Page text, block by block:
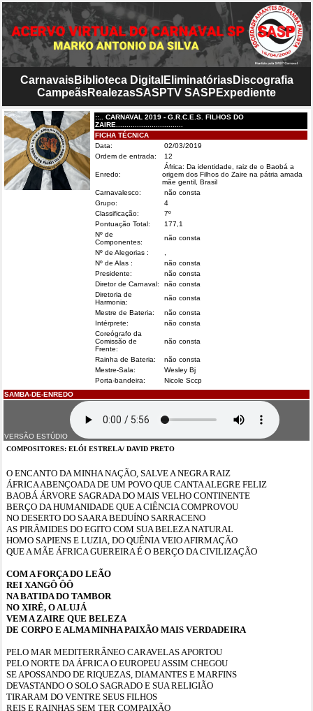
CarnavaisBiblioteca Digital EliminatóriasDiscografia
CampeãsRealezasSASPTV SASP Expediente
::.. CARNAVAL 2019 - G.R.C.E.S. FILHOS DO
ZAIRE................................
FICHA TÉCNICA
Data:
02/03/2019
Ordem de entrada:
12
Enredo:
África: Da identidade, raiz de o Baobá a
origem dos Filhos do Zaire na pátria amada
mãe gentil, Brasil
Carnavalesco:
não consta
Grupo:
4
Classificação:
7º
Pontuação Total:
177,1
Nº de
Componentes:
não consta
Nº de Alegorias :
Nº de Alas :
não consta
Presidente:
não consta
Diretor de Carnaval:
não consta
Diretoria de
Harmonia:
não consta
Mestre de Bateria:
não consta
Intérprete:
não consta
Coreógrafo da
Comissão de
Frente:
não consta
Rainha de Bateria:
não consta
Mestre-Sala:
Wesley Bj
Porta-bandeira:
Nicole Sccp
SAMBA-DE-ENREDO
VERSÃO ESTÚDIO
COMPOSITORES: ELÓI ESTRELA/ DAVID PRETO
O ENCANTO DA MINHA NAÇÃO, SALVE A NEGRA RAIZ
ÁFRICA ABENÇOADA DE UM POVO QUE CANTA ALEGRE FELIZ
BAOBÁ ÁRVORE SAGRADA DO MAIS VELHO CONTINENTE
BERÇO DA HUMANIDADE QUE A CIÊNCIA COMPROVOU
NO DESERTO DO SAARA BEDUÍNO SARRACENO
AS PIRÂMIDES DO EGITO COM SUA BELEZA NATURAL
HOMO SAPIENS E LUZIA, DO QUÊNIA VEIO AFIRMAÇÃO
QUE A MÃE ÁFRICA GUEREIRA É O BERÇO DA CIVILIZAÇÃO
COM A FORÇA DO LEÃO
REI XANGÔ ÔÔ
NA BATIDA DO TAMBOR
NO XIRÊ, O ALUJÁ
VEM A ZAIRE QUE BELEZA
DE CORPO E ALMA MINHA PAIXÃO MAIS VERDADEIRA
PELO MAR MEDITERRÂNEO CARAVELAS APORTOU
PELO NORTE DA ÁFRICA O EUROPEU ASSIM CHEGOU
SE APOSSANDO DE RIQUEZAS, DIAMANTES E MARFINS
DEVASTANDO O SOLO SAGRADO E SUA RELIGIÃO
TIRARAM DO VENTRE SEUS FILHOS
REIS E RAINHAS SEM TER COMPAIXÃO